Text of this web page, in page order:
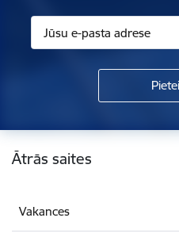
Kājene
Ātrās saites
Vakances